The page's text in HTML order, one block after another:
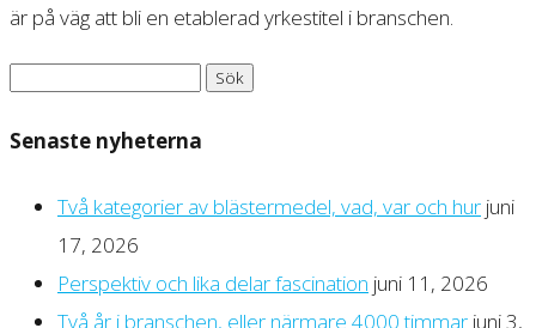
är på väg att bli en etablerad yrkestitel i branschen.
Senaste nyheterna
Två kategorier av blästermedel, vad, var och hur juni
17, 2026
Perspektiv och lika delar fascination juni 11, 2026
Två år i branschen, eller närmare 4000 timmar juni 3,